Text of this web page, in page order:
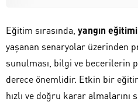
Eğitim sırasında, yangın eğitimi
yaşanan senaryolar üzerinden
sunulması, bilgi ve becerilerin
derece önemlidir. Etkin bir
hızlı ve doğru karar almalarını